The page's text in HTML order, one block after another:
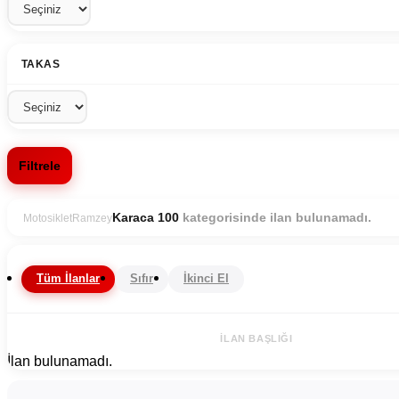
TAKAS
Filtrele
MotosikletRamzey Karaca 100 kategorisinde ilan bulunamadı.
Tüm İlanlar Sıfır İkinci El
İLAN BAŞLIĞI
İlan bulunamadı.